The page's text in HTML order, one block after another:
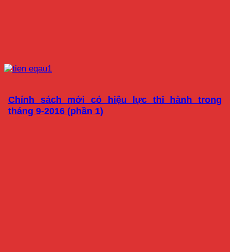
Chính sách mới có hiệu lực thi hành trong
tháng 9-2016 (phần 1)